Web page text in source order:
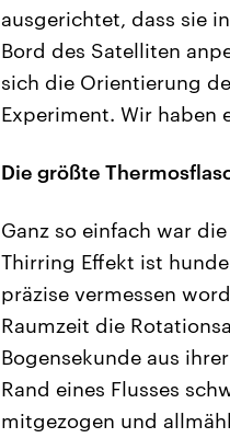
ausgerichtet, dass sie
Bord des Satelliten
sich die Orientierung
Experiment. Wir haben
Die größte
Ganz so einfach war
Thirring Effekt ist
präzise vermessen
Raumzeit die
Bogensekunde aus
Rand eines Flusses
mitgezogen und